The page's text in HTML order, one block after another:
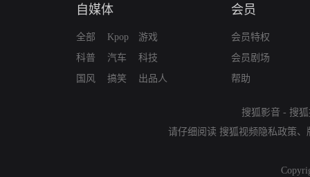
自媒体
全部
科普
国风
Kpop
汽车
搞笑
游戏
科技
出品人
会员
会员特权
会员剧场
帮助
搜狐影音 - 搜
请仔细阅读 搜狐视频隐私政策、